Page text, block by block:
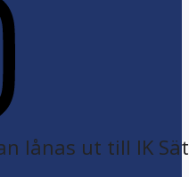
lånas ut till IK